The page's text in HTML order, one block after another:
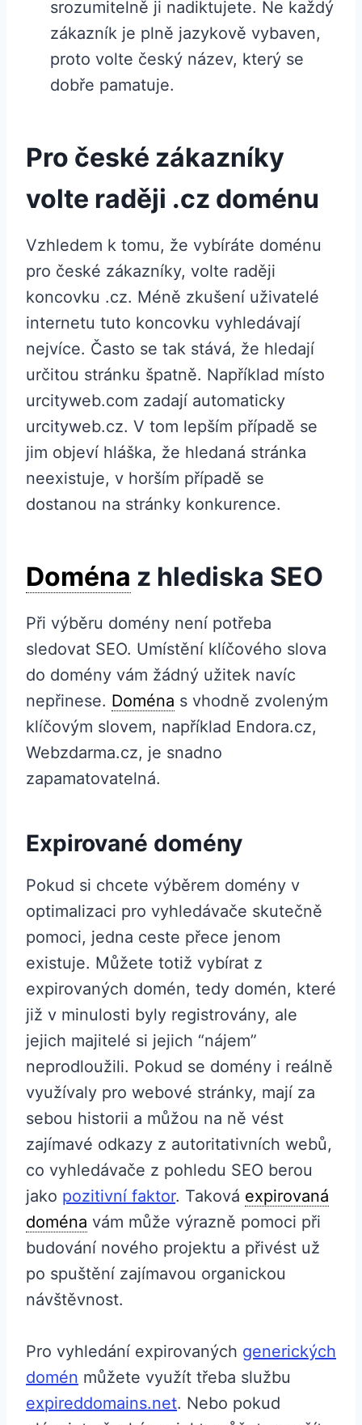
srozumitelně ji nadiktujete. Ne každý
zákazník je plně jazykově vybaven,
proto volte český název, který se
dobře pamatuje.
Pro české zákazníky
volte raději .cz doménu
Vzhledem k tomu, že vybíráte doménu
pro české zákazníky, volte raději
koncovku .cz. Méně zkušení uživatelé
internetu tuto koncovku vyhledávají
nejvíce. Často se tak stává, že hledají
určitou stránku špatně. Například místo
urcityweb.com zadají automaticky
urcityweb.cz. V tom lepším případě se
jim objeví hláška, že hledaná stránka
neexistuje, v horším případě se
dostanou na stránky konkurence.
Doména z hlediska SEO
Při výběru domény není potřeba
sledovat SEO. Umístění klíčového slova
do domény vám žádný užitek navíc
nepřinese. Doména s vhodně zvoleným
klíčovým slovem, například Endora.cz,
Webzdarma.cz, je snadno
zapamatovatelná.
Expirované domény
Pokud si chcete výběrem domény v
optimalizaci pro vyhledávače skutečně
pomoci, jedna ceste přece jenom
existuje. Můžete totiž vybírat z
expirovaných domén, tedy domén, které
již v minulosti byly registrovány, ale
jejich majitelé si jejich “nájem”
neprodloužili. Pokud se domény i reálně
využívaly pro webové stránky, mají za
sebou historii a můžou na ně vést
zajímavé odkazy z autoritativních webů,
co vyhledávače z pohledu SEO berou
jako pozitivní faktor. Taková expirovaná
doména vám může výrazně pomoci při
budování nového projektu a přivést už
po spuštění zajímavou organickou
návštěvnost.
Pro vyhledání expirovaných generických
domén můžete využít třeba službu
expireddomains.net. Nebo pokud